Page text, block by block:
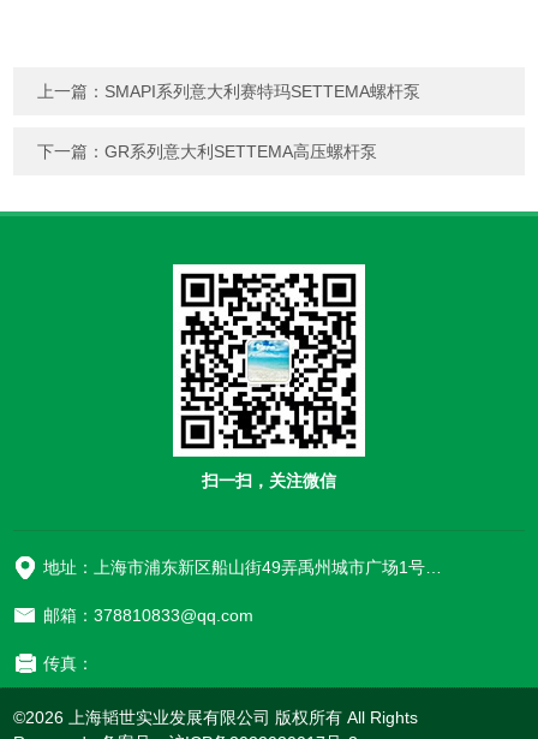
上一篇： SMAPI系列意大利赛特玛SETTEMA螺杆泵
下一篇：GR系列意大利SETTEMA高压螺杆泵
扫一扫，关注微信
地址：上海市浦东新区船山街49弄禹州城市广场1号楼906
邮箱：378810833@qq.com
传真：
©2026 上海韬世实业发展有限公司 版权所有 All Rights